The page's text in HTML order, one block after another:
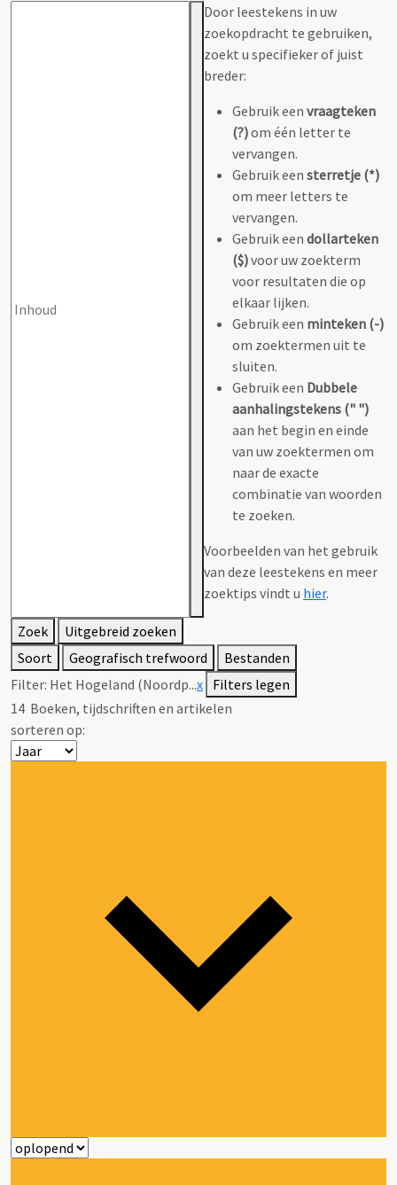
Door leestekens in uw
zoekopdracht te gebruiken,
zoekt u specifieker of juist
breder:
Gebruik een vraagteken
(?)om één letter te
vervangen.
Gebruik een sterretje (*)
om meer letters te
vervangen.
Gebruik een dollarteken
($)voor uw zoekterm
voor resultaten die op
elkaar lijken.
Gebruik een minteken (-)
om zoektermen uit te
sluiten.
Gebruik een Dubbele
aanhalingstekens (" ")
aan het begin en einde
van uw zoektermen om
naar de exacte
combinatie van woorden
te zoeken.
Voorbeelden van het gebruik
van deze leestekens en meer
zoektips vindt u hier.
Zoek
Uitgebreid zoeken
Soort
Geografisch trefwoord
Bestanden
Filter: Het Hogeland (Noordp...x Filters legen
14 Boeken, tijdschriften en artikelen
sorteren op: